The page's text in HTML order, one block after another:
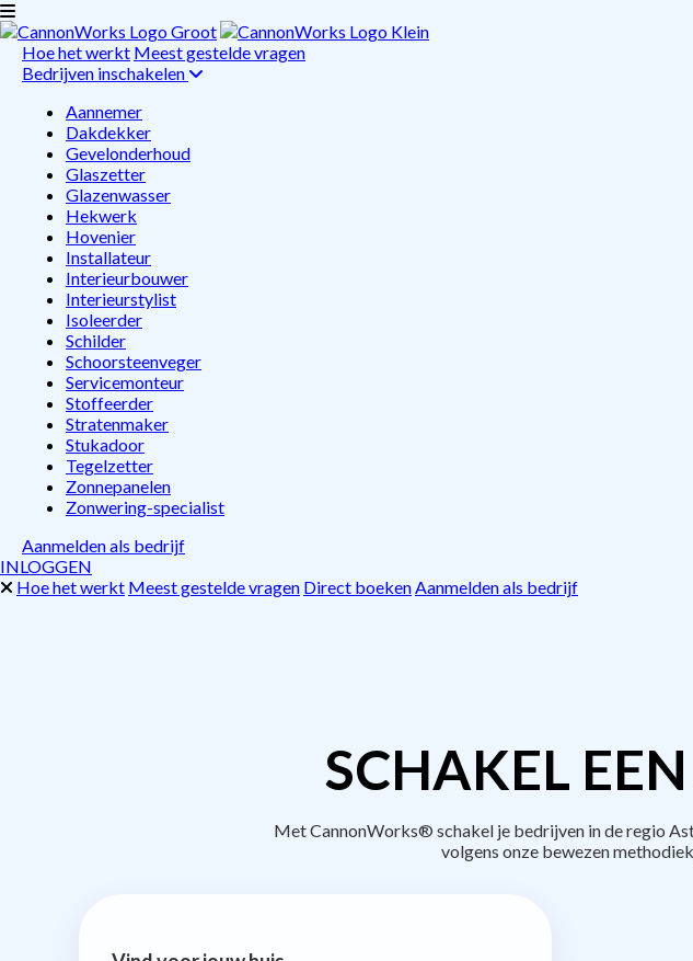
Hoe het werkt Meest gestelde vragen
Bedrijven inschakelen
Aannemer
Dakdekker
Gevelonderhoud
Glaszetter
Glazenwasser
Hekwerk
Hovenier
Installateur
Interieurbouwer
Interieurstylist
Isoleerder
Schilder
Schoorsteenveger
Servicemonteur
Stoffeerder
Stratenmaker
Stukadoor
Tegelzetter
Zonnepanelen
Zonwering-specialist
Aanmelden als bedrijf
INLOGGEN
Hoe het werkt Meest gestelde vragen Direct boekenAanmelden als bedrijf
SCHAKEL
Met CannonWorks® schakel je bedrijven in de regio
volgens onze bewezen